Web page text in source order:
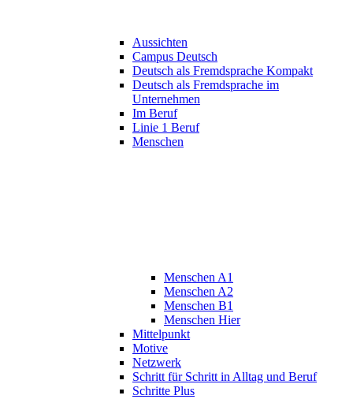
Aussichten
Campus Deutsch
Deutsch als Fremdsprache Kompakt
Deutsch als Fremdsprache im
Unternehmen
Im Beruf
Linie 1 Beruf
Menschen
Menschen A1
Menschen A2
Menschen B1
Menschen Hier
Mittelpunkt
Motive
Netzwerk
Schritt für Schritt in Alltag und Beruf
Schritte Plus